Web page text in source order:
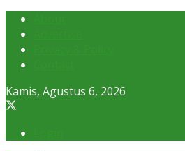
Kamis, Agustus 6, 2026